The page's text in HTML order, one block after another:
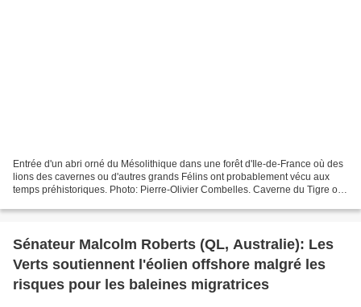
Entrée d'un abri orné du Mésolithique dans une forêt d'Ile-de-France où des
lions des cavernes ou d'autres grands Félins ont probablement vécu aux
temps préhistoriques. Photo: Pierre-Olivier Combelles. Caverne du Tigre ou
Sénateur Malcolm Roberts (QL, Australie): Les
Verts soutiennent l'éolien offshore malgré les
risques pour les baleines migratrices